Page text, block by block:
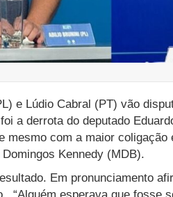
e Lúdio Cabral (PT) vão
a derrota do deputado
mesmo com a maior
Kennedy (MDB).
Em pronunciamento